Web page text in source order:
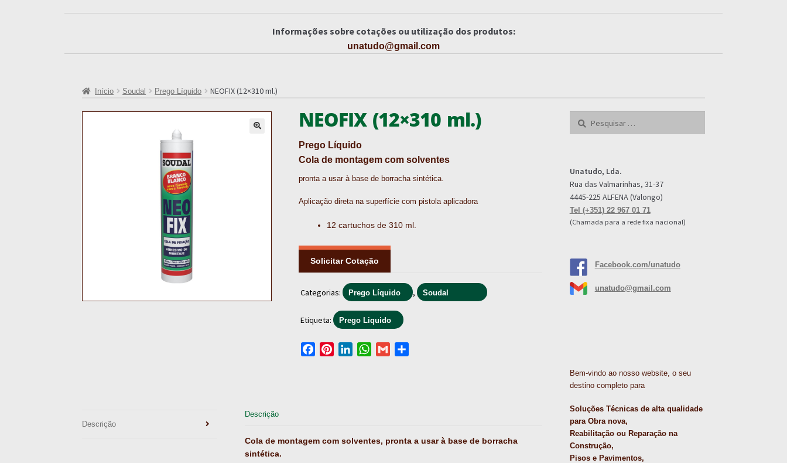
Informações sobre cotações ou utilização dos produtos:
unatudo@gmail.com
Início Soudal Prego Líquido NEOFIX (12×310 ml.)
NEOFIX (12×310 ml.)
Prego Líquido
Cola de montagem com solventes
pronta a usar à base de borracha sintética.
Aplicação direta na superfície com pistola aplicadora
12 cartuchos de 310 ml.
Solicitar Cotação
Categorias: Prego Líquido , Soudal
Etiqueta: Prego Liquido
W
Descrição
Descrição
Cola de montagem com solventes, pronta a usar à base de borracha
sintética.
Pesquisar
Unatudo, Lda.
Rua das Valmarinhas, 31-37
4445-225 ALFENA (Valongo)
Tel (+351) 22 967 01 71
(Chamada para a rede fixa nacional)
Facebook.com/unatudo
unatudo@gmail.com
Bem-vindo ao nosso website, o seu
destino completo para
Soluções Técnicas de alta qualidade
para Obra nova,
Reabilitação ou Reparação na
Construção,
Pisos e Pavimentos,